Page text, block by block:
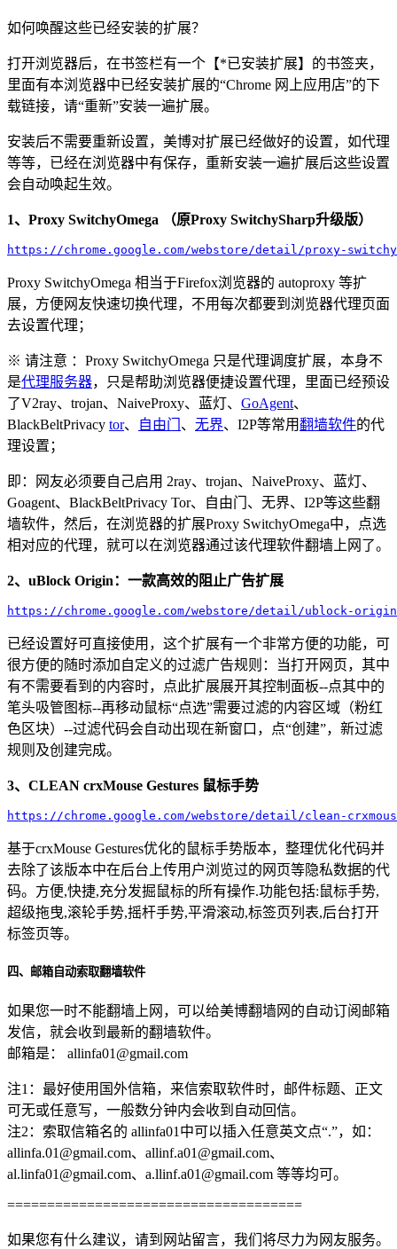
如何唤醒这些已经安装的扩展？
打开浏览器后，在书签栏有一个【*已安装扩展】的书签夹，
里面有本浏览器中已经安装扩展的“Chrome 网上应用店”的下
载链接，请“重新”安装一遍扩展。
安装后不需要重新设置，美博对扩展已经做好的设置，如代理
等等，已经在浏览器中有保存，重新安装一遍扩展后这些设置
会自动唤起生效。
1、Proxy SwitchyOmega （原Proxy SwitchySharp升级版）
https://chrome.google.com/webstore/detail/proxy-
Proxy SwitchyOmega 相当于Firefox浏览器的 autoproxy 等扩
展，方便网友快速切换代理，不用每次都要到浏览器代理页面
去设置代理；
※ 请注意 ：Proxy SwitchyOmega 只是代理调度扩展，本身不
是代理服务器，只是帮助浏览器便捷设置代理，里面已经预设
了V2ray、trojan、NaiveProxy、蓝灯、 GoAgent、
BlackBeltPrivacy tor、 自由门 、 无界、I2P等常用翻墙软件的代
理设置；
即：网友必须要自己启用 2ray、trojan、NaiveProxy、蓝灯、
Goagent、BlackBeltPrivacy Tor、自由门、无界、I2P等这些翻
墙软件，然后，在浏览器的扩展Proxy SwitchyOmega中，点选
相对应的代理，就可以在浏览器通过该代理软件翻墙上网了。
2、uBlock Origin：一款高效的阻止广告扩展
https://chrome.google.com/webstore/detail/ublock-origin/
已经设置好可直接使用，这个扩展有一个非常方便的功能，可
很方便的随时添加自定义的过滤广告规则：当打开网页，其中
有不需要看到的内容时，点此扩展展开其控制面板--点其中的
笔头吸管图标--再移动鼠标“点选”需要过滤的内容区域（粉红
色区块）--过滤代码会自动出现在新窗口，点“创建”，新过滤
规则及创建完成。
3、CLEAN crxMouse Gestures 鼠标手势
https://chrome.google.com/webstore/detail/clean-
基于crxMouse Gestures优化的鼠标手势版本，整理优化代码并
去除了该版本中在后台上传用户浏览过的网页等隐私数据的代
码。方便,快捷,充分发掘鼠标的所有操作.功能包括:鼠标手势,
超级拖曳,滚轮手势,摇杆手势,平滑滚动,标签页列表,后台打开
标签页等。
四、邮箱自动索取翻墙软件
如果您一时不能翻墙上网，可以给美博翻墙网的自动订阅邮箱
发信，就会收到最新的翻墙软件。
邮箱是： allinfa01@gmail.com
注1：最好使用国外信箱，来信索取软件时，邮件标题、正文
可无或任意写，一般数分钟内会收到自动回信。
注2：索取信箱名的 allinfa01中可以插入任意英文点“.”，如：
allinfa.01@gmail.com、allinf.a01@gmail.com、
al.linfa01@gmail.com、a.llinf.a01@gmail.com 等等均可。
=====================================
如果您有什么建议，请到网站留言，我们将尽力为网友服务。